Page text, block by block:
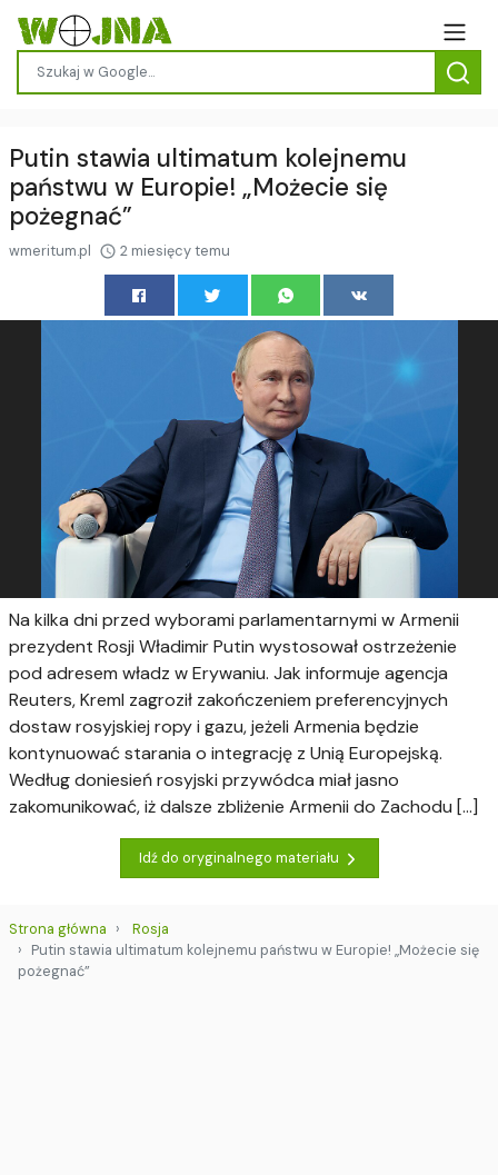
Putin stawia ultimatum kolejnemu
państwu w Europie! „Możecie się
pożegnać”
wmeritum.pl 2 miesięcy temu
Na kilka dni przed wyborami parlamentarnymi w Armenii
prezydent Rosji Władimir Putin wystosował ostrzeżenie
pod adresem władz w Erywaniu. Jak informuje agencja
Reuters, Kreml zagroził zakończeniem preferencyjnych
dostaw rosyjskiej ropy i gazu, jeżeli Armenia będzie
kontynuować starania o integrację z Unią Europejską.
Według doniesień rosyjski przywódca miał jasno
zakomunikować, iż dalsze zbliżenie Armenii do Zachodu […]
Idź do oryginalnego materiału
Strona główna
Rosja
Putin stawia ultimatum kolejnemu państwu w Europie! „Możecie się
pożegnać”